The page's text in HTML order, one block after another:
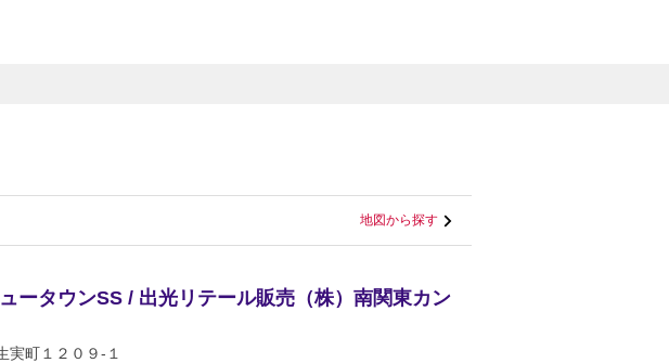
地図から探す
ータウンSS / 出光リテール販売（株）南関東カン
実町１２０９-１